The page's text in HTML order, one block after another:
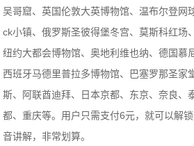
吴哥窟、英国伦敦大英博物馆、温布尔登网
ck小镇、俄罗斯圣彼得堡冬宫、莫斯科红场
纽约大都会博物馆、奥地利维也纳、德国慕
西班牙马德里普拉多博物馆、巴塞罗那圣家
斯、阿联酋迪拜、日本京都、东京、奈良、
都、重庆等。用户只需支付6元，就可以解
音讲解，非常划算。